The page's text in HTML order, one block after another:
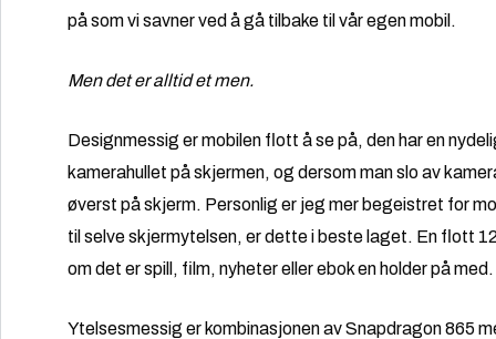
på som vi savner ved å gå tilbake til vår egen mobil.
Men det er alltid et men.
Designmessig er mobilen flott å se på, den har en
kamerahullet på skjermen, og dersom man slo av
øverst på skjerm. Personlig er jeg mer begeistret for
til selve skjermytelsen, er dette i beste laget. En flott
om det er spill, film, nyheter eller ebok en holder på
Ytelsesmessig er kombinasjonen av Snapdragon 865